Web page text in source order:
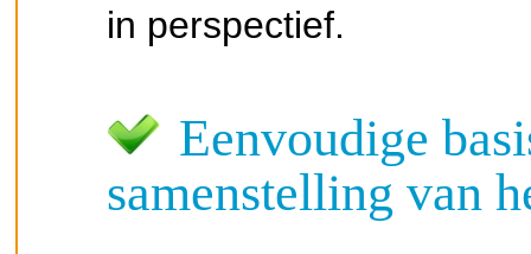
in perspectief.
Eenvoudige
samenstelling van